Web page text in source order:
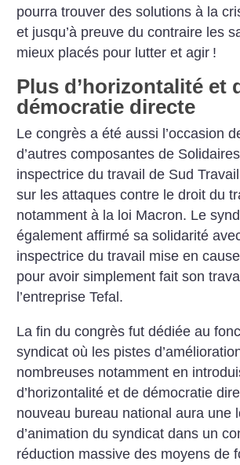
pourra trouver des solutions à la
et jusqu’à preuve du contraire les
mieux placés pour lutter et agir !
Plus d’horizontalité et
démocratie directe
Le congrès a été aussi l’occasion
d’autres composantes de
inspectrice du travail de Sud
sur les attaques contre le droit du
notamment à la loi Macron. Le
également affirmé sa solidarité
inspectrice du travail mise en
pour avoir simplement fait son
l’entreprise Tefal.
La fin du congrès fut dédiée au
syndicat où les pistes
nombreuses notamment en
d’horizontalité et de démocratie
nouveau bureau national aura une
d’animation du syndicat dans un
réduction massive des moyens de